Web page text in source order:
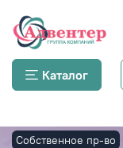
Каталог
Собственное пр-во